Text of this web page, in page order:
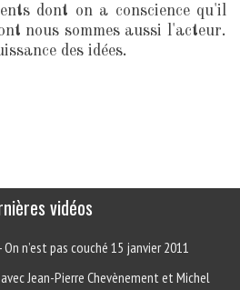
dont on a conscience qu'il
nous sommes aussi l'acteur.
des idées.
vidéos
n’est pas couché 15 janvier 2011
Jean-Pierre Chevènement et Michel